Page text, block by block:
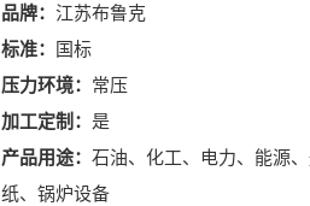
品牌： 江苏布鲁克
标准： 国标
压力环境： 常压
加工定制： 是
产品用途： 石油、化工、电力、能源
纸、锅炉设备